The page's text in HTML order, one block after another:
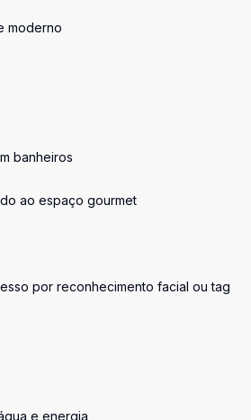
moderno
banheiros
ao espaço gourmet
por reconhecimento facial ou tag
e energia